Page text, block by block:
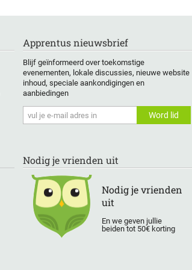
Apprentus nieuwsbrief
Blijf geïnformeerd over toekomstige
evenementen, lokale discussies, nieuwe website
inhoud, speciale aankondigingen en
aanbiedingen
Nodig je vrienden uit
Nodig je vrienden
uit
En we geven jullie
beiden tot 50€ korting